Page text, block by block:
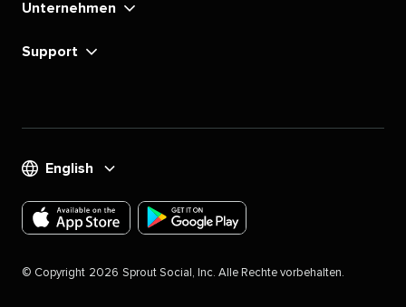
Unternehmen​​
Support​​
English​​
Sie
Sie
©​​ Copyright​​ 2026​​ Sprout Social, Inc. Alle Rechte vorbehalten.​​